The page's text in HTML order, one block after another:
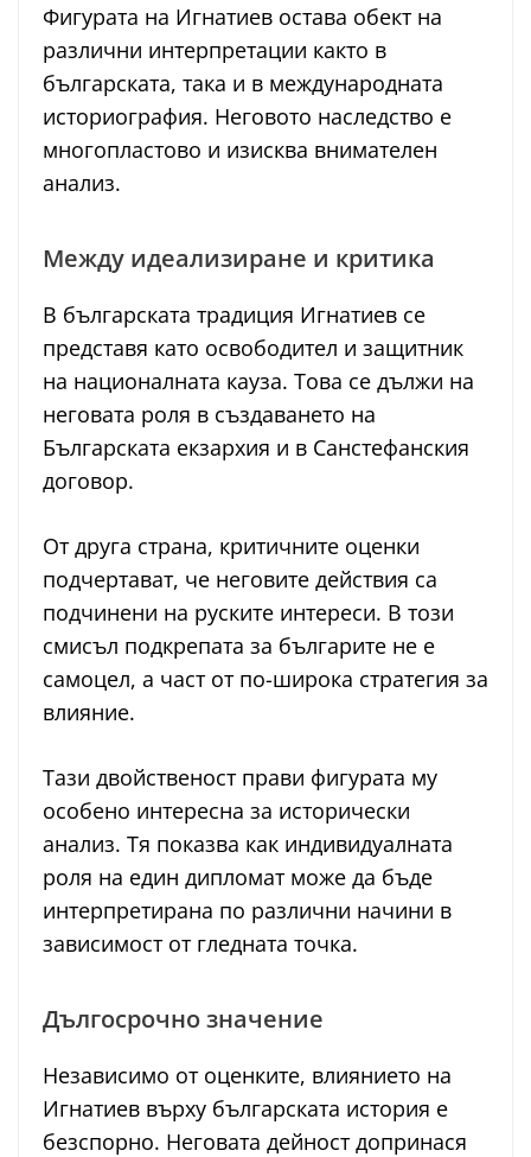
Фигурата на Игнатиев остава обект на
различни интерпретации както в
българската, така и в международната
историография. Неговото наследство е
многопластово и изисква внимателен
анализ.
Между идеализиране и критика
В българската традиция Игнатиев се
представя като освободител и защитник
на националната кауза. Това се дължи на
неговата роля в създаването на
Българската екзархия и в Санстефанския
договор.
От друга страна, критичните оценки
подчертават, че неговите действия са
подчинени на руските интереси. В този
смисъл подкрепата за българите не е
самоцел, а част от по-широка стратегия за
влияние.
Тази двойственост прави фигурата му
особено интересна за исторически
анализ. Тя показва как индивидуалната
роля на един дипломат може да бъде
интерпретирана по различни начини в
зависимост от гледната точка.
Дългосрочно значение
Независимо от оценките, влиянието на
Игнатиев върху българската история е
безспорно. Неговата дейност допринася